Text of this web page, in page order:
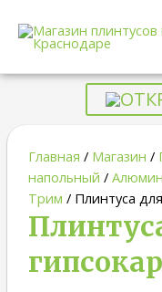
Главная / Магазин /
напольный /
Трим / Плинтуса